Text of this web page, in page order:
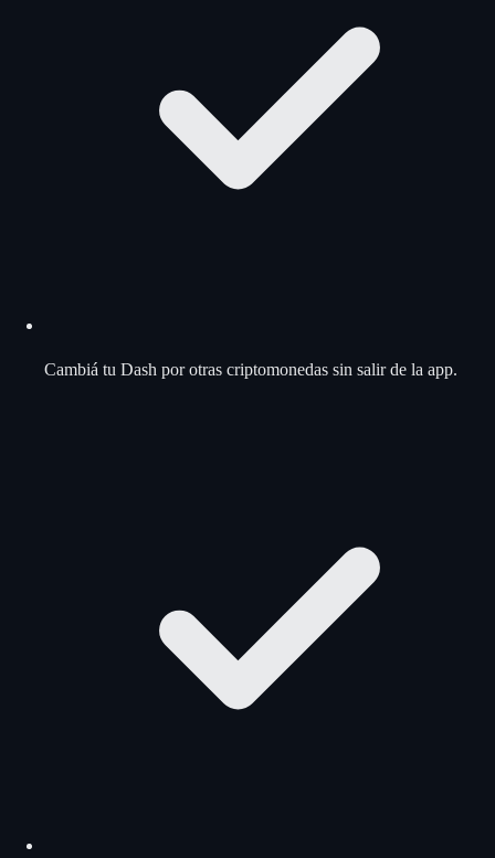
Cambiá tu Dash por otras criptomonedas sin salir de la app.